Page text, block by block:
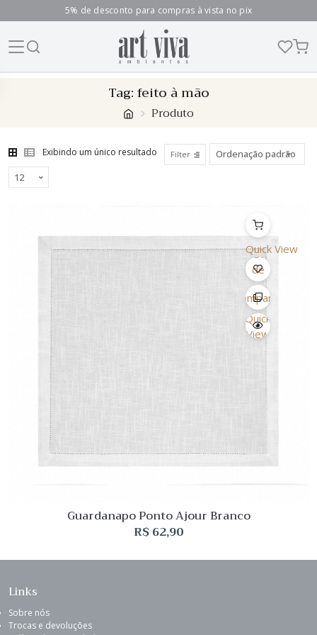
5% de desconto para compras à vista no pix
Tag:feito à mão
Produto
Exibindo um único resultado Filter
Quick View
Lista
de
Desejo
Comparar
Quick
View
Guardanapo Ponto Ajour Branco
R$62,90
Links
Sobre nós
Trocas e devoluções